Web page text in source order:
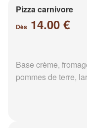
Pizza carnivore
Dès 14.00 €
Base crème,
pommes de terre,